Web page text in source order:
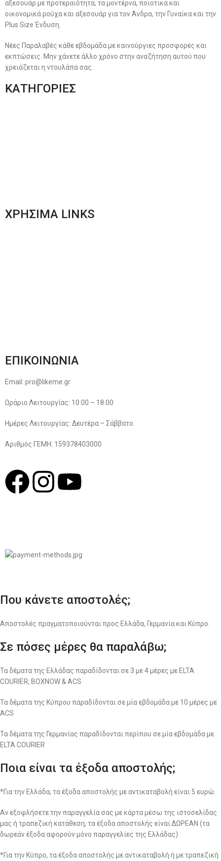
αξεσουάρ με προτεραιότητα, τα μοντέρνα, ποιοτικά και
οικονομικά ρούχα και αξεσουάρ για τον Άνδρα, την Γυναίκα και την
Plus Size Ένδυση.
Νέες Παραλαβές κάθε εβδομάδα με καινούργιες προσφορές και
εκπτώσεις. Μην χάνετε άλλο χρόνο στην αναζήτηση αυτού που
χρειάζεται η ντουλάπα σας.
ΚΑΤΗΓΟΡΙΕΣ
ΧΡΗΣΙΜΑ LINKS
ΕΠΙΚΟΙΝΩΝΙΑ
Email: pro@likeme.gr
Ωράριο Λειτουργίας: 10:00 – 18:00
Ημέρες Λειτουργίας: Δευτέρα – Σάββατο
Αριθμός ΓΕΜΗ: 159378403000
Που κάνετε αποστολές;
Αποστολές πραγματοποιούνται προς Ελλάδα, Γερμανία και Κύπρο.
Σε πόσες μέρες θα παραλάβω;
Τα δέματα της Ελλάδας παραδίδονται σε 3 με 4 μέρες με ELTA
COURIER, BOXNOW & ACS
Τα δέματα της Κύπρου παραδίδονται σε μία εβδομάδα με 10 μέρες με
ACS
Τα δέματα της Γερμανίας παραδίδονται περίπου σε μία εβδομάδα με
ELTA COURIER
Ποια είναι τα έξοδα αποστολής;
*Για την Ελλάδα, τα έξοδα αποστολής με αντικαταβολή είναι 5 ευρώ.
Αν εξοφλήσετε την παραγγελία σας με κάρτα μέσω της ιστοσελίδας
μας ή τραπεζική κατάθεση, τα έξοδα αποστολής είναι ΔΩΡΕΑΝ (τα
δωρεάν έξοδα αφορούν μόνο παραγγελίες της Ελλάδας).
*Για την Κύπρο, τα έξοδα αποστολής με αντικαταβολή ή με τραπεζική